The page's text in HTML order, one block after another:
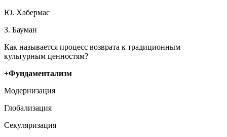
Ю. Хабермас
З. Бауман
Как называется процесс возврата к традиционным
культурным ценностям?
+Фундаментализм
Модернизация
Глобализация
Секуляризация